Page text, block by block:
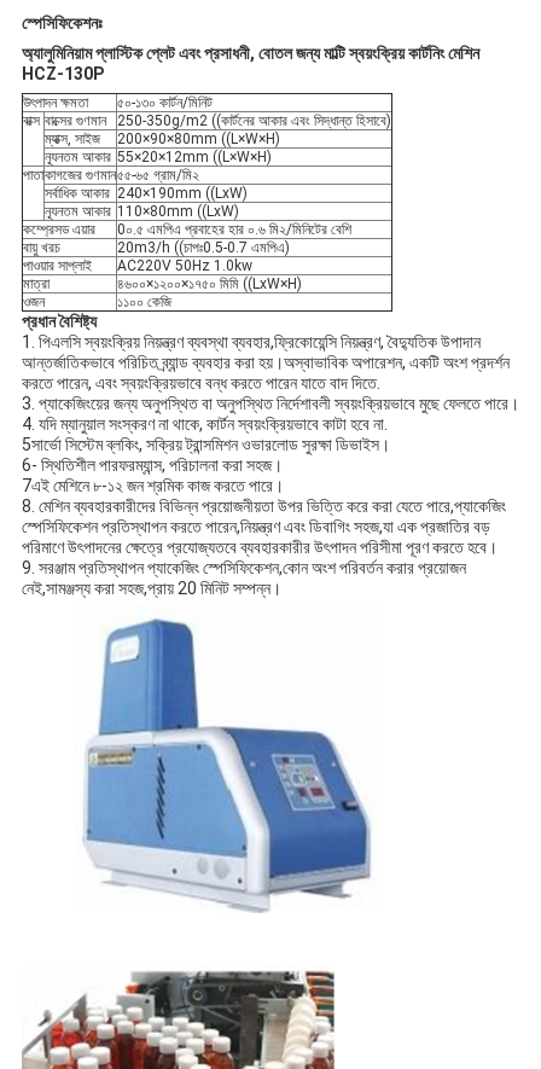
স্পেসিফিকেশনঃ
অ্যালুমিনিয়াম প্লাস্টিক প্লেট এবং প্রসাধনী, বোতল জন্য মাল্টি স্বয়ংক্রিয় কার্টনিং মেশিন
HCZ-130P
উৎপাদন ক্ষমতা
৫০-১৩০ কার্টন/মিনিট
বাক্স বাক্সের গুণমান
250-350g/m2 ((কার্টনের আকার এবং সিদ্ধান্ত হিসাবে)
ম্যাক্স, সাইজ
200×90×80mm ((L×W×H)
ন্যূনতম আকার 55×20×12mm ((L×W×H)
পাতাকাগজের গুণমান৫৫-৬৫ গ্রাম/মি২
সর্বাধিক আকার 240×190mm ((LxW)
ন্যূনতম আকার 110×80mm ((LxW)
কম্প্রেসড এয়ার
0০.৫ এমপিএ প্রবাহের হার ০.৬ মি২/মিনিটের বেশি
বায়ু খরচ
20m3/h ((চাপঃ0.5-0.7 এমপিএ)
পাওয়ার সাপ্লাই
AC220V 50Hz 1.0kw
মাত্রা
৪৬০০×১২০০×১৭৫০ মিমি ((LxW×H)
ওজন
১১০০ কেজি
প্রধান বৈশিষ্ট্য
1. পিএলসি স্বয়ংক্রিয় নিয়ন্ত্রণ ব্যবস্থা ব্যবহার,ফ্রিকোয়েন্সি নিয়ন্ত্রণ, বৈদ্যুতিক উপাদান
আন্তর্জাতিকভাবে পরিচিত ব্র্যান্ড ব্যবহার করা হয়।অস্বাভাবিক অপারেশন, একটি অংশ প্রদর্শন
করতে পারেন, এবং স্বয়ংক্রিয়ভাবে বন্ধ করতে পারেন যাতে বাদ দিতে.
3. প্যাকেজিংয়ের জন্য অনুপস্থিত বা অনুপস্থিত নির্দেশাবলী স্বয়ংক্রিয়ভাবে মুছে ফেলতে পারে।
4. যদি ম্যানুয়াল সংস্করণ না থাকে, কার্টন স্বয়ংক্রিয়ভাবে কাটা হবে না.
5সার্ভো সিস্টেম ব্লকিং, সক্রিয় ট্রান্সমিশন ওভারলোড সুরক্ষা ডিভাইস।
6- স্থিতিশীল পারফরম্যান্স, পরিচালনা করা সহজ।
7এই মেশিনে ৮-১২ জন শ্রমিক কাজ করতে পারে।
8. মেশিন ব্যবহারকারীদের বিভিন্ন প্রয়োজনীয়তা উপর ভিত্তি করে করা যেতে পারে,প্যাকেজিং
স্পেসিফিকেশন প্রতিস্থাপন করতে পারেন,নিয়ন্ত্রণ এবং ডিবাগিং সহজ,যা এক প্রজাতির বড়
পরিমাণে উৎপাদনের ক্ষেত্রে প্রযোজ্যতবে ব্যবহারকারীর উৎপাদন পরিসীমা পূরণ করতে হবে।
9. সরঞ্জাম প্রতিস্থাপন প্যাকেজিং স্পেসিফিকেশন,কোন অংশ পরিবর্তন করার প্রয়োজন
নেই,সামঞ্জস্য করা সহজ,প্রায় 20 মিনিট সম্পন্ন।